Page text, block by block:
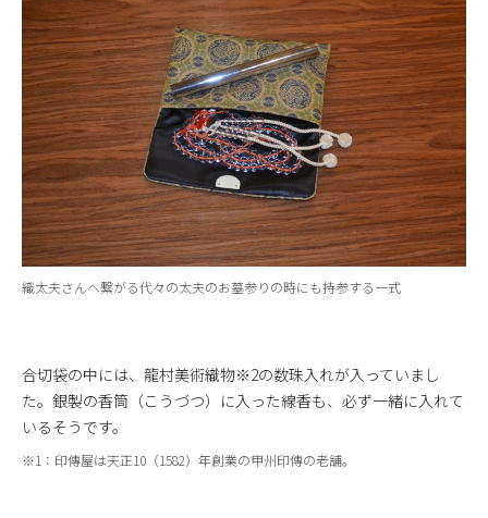
織太夫さんへ繋がる代々の太夫のお墓参りの時にも持参する一式
合切袋の中には、龍村美術織物※2の数珠入れが入っていまし
た。銀製の香筒（こうづつ）に入った線香も、必ず一緒に入れて
いるそうです。
※1：印傳屋は天正10（1582）年創業の甲州印傳の老舗。